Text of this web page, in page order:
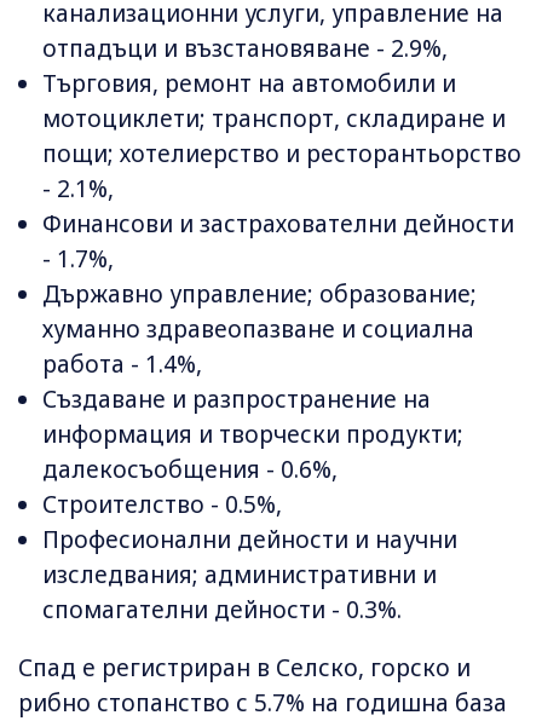
канализационни услуги, управление на
отпадъци и възстановяване - 2.9%,
Търговия, ремонт на автомобили и
мотоциклети; транспорт, складиране и
пощи; хотелиерство и ресторантьорство
- 2.1%,
Финансови и застрахователни дейности
- 1.7%,
Държавно управление; образование;
хуманно здравеопазване и социална
работа - 1.4%,
Създаване и разпространение на
информация и творчески продукти;
далекосъобщения - 0.6%,
Строителство - 0.5%,
Професионални дейности и научни
изследвания; административни и
спомагателни дейности - 0.3%.
Спад е регистриран в Селско, горско и
рибно стопанство с 5.7% на годишна база